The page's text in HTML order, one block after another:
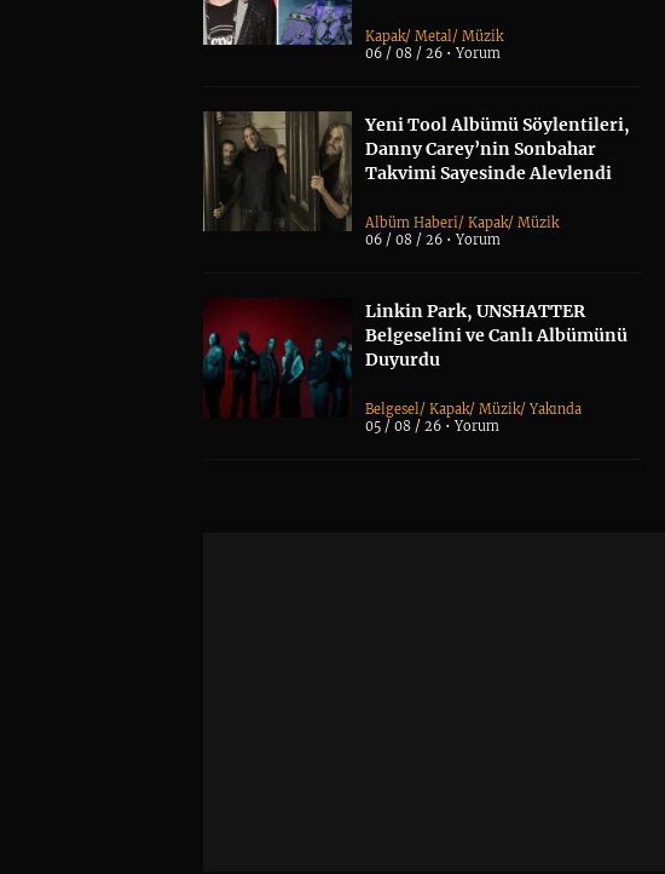
Kapak/Metal/Müzik
06 / 08 / 26 •Yorum
Yeni Tool Albümü Söylentileri,
Danny Carey’nin Sonbahar
Takvimi Sayesinde Alevlendi
Albüm Haberi/Kapak/Müzik
06 / 08 / 26 •Yorum
Linkin Park, UNSHATTER
Belgeselini ve Canlı Albümünü
Duyurdu
Belgesel/Kapak/Müzik/Yakında
05 / 08 / 26 •Yorum